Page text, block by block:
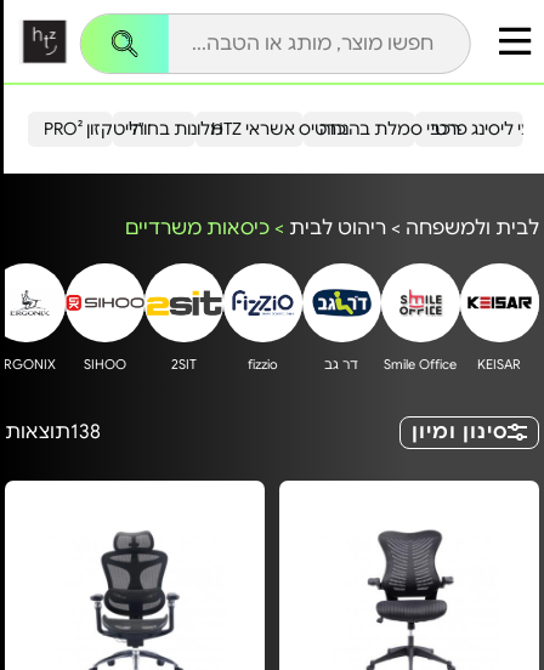
הייטקזון PRO²מלונות בחו"ל כרטיס אשראי HTZ ליסינג פרטירכבי סמלת בהנחה
לבית ולמשפחה > ריהוט לבית > כיסאות משרדיים
KEISAR
Smile Office דר גב fizzio
2SIT
SIHOO
סינון ומיון 138תוצאות